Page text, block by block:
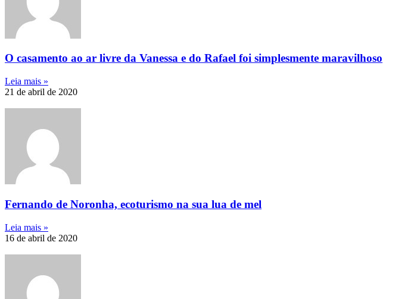
O casamento ao ar livre da Vanessa e do Rafael foi simplesmente maravilhoso
Leia mais »
21 de abril de 2020
Fernando de Noronha, ecoturismo na sua lua de mel
Leia mais »
16 de abril de 2020